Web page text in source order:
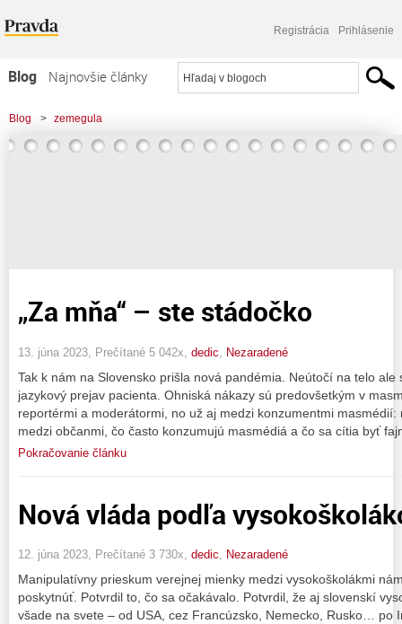
Registrácia Prihlásenie
Blog
Najnovšie články
Najčítanejšie články
Najkomentovanejšie články
Blog > zemegula
„Za mňa“ – ste stádočko
13. júna 2023, Prečítané 5 042x, dedic Nezaradené
Tak k nám na Slovensko prišla nová pandémia. Neútočí na telo
jazykový prejav pacienta. Ohniská nákazy sú predovšetkým v
reportérmi a moderátormi, no už aj medzi konzumentmi
medzi občanmi, čo často konzumujú masmédiá a čo sa cítia byť
Pokračovanie článku
Nová vláda podľa
12. júna 2023, Prečítané 3 730x, dedic, Nezaradené
Manipulatívny prieskum verejnej mienky medzi vysokoškolákmi
poskytnúť. Potvrdil to, čo sa očakávalo. Potvrdil, že aj slovenskí
všade na svete – od USA, cez Francúzsko, Nemecko, Rusko… po